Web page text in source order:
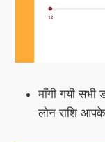
माँगी गयी
लोन राशि